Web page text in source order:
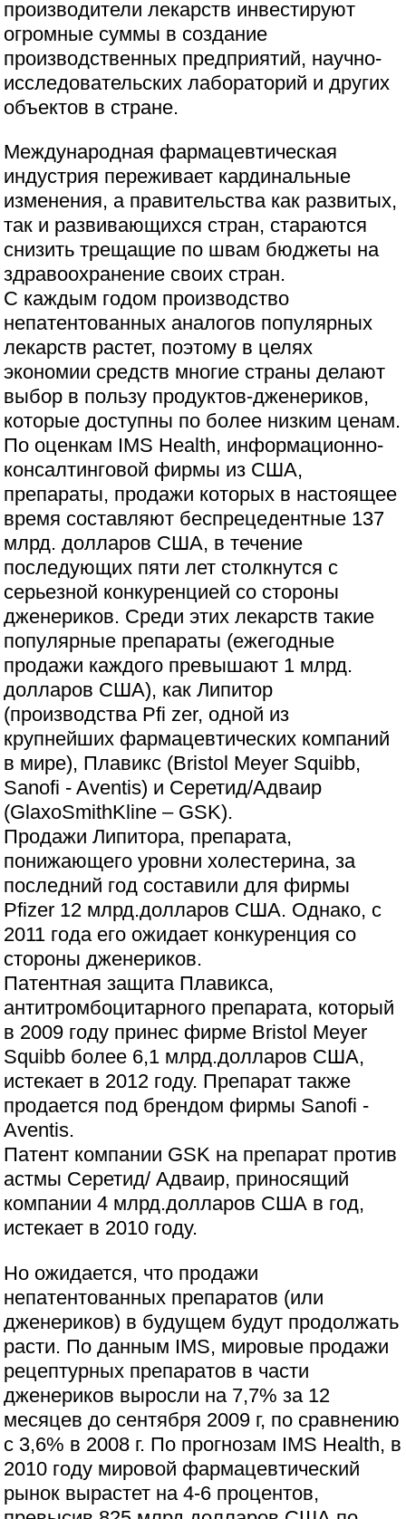
производители лекарств инвестируют
огромные суммы в создание
производственных предприятий, научно-
исследовательских лабораторий и других
объектов в стране.
Международная фармацевтическая
индустрия переживает кардинальные
изменения, а правительства как развитых,
так и развивающихся стран, стараются
снизить трещащие по швам бюджеты на
здравоохранение своих стран.
С каждым годом производство
непатентованных аналогов популярных
лекарств растет, поэтому в целях
экономии средств многие страны делают
выбор в пользу продуктов-дженериков,
которые доступны по более низким ценам.
По оценкам IMS Health, информационно-
консалтинговой фирмы из США,
препараты, продажи которых в настоящее
время составляют беспрецедентные 137
млрд. долларов США, в течение
последующих пяти лет столкнутся с
серьезной конкуренцией со стороны
дженериков. Среди этих лекарств такие
популярные препараты (ежегодные
продажи каждого превышают 1 млрд.
долларов США), как Липитор
(производства Pfi zer, одной из
крупнейших фармацевтических компаний
в мире), Плавикс (Bristol Meyer Squibb,
Sanofi - Aventis) и Серетид/Адваир
(GlaxoSmithKline – GSK).
Продажи Липитора, препарата,
понижающего уровни холестерина, за
последний год составили для фирмы
Pfizer 12 млрд.долларов США. Однако, с
2011 года его ожидает конкуренция со
стороны дженериков.
Патентная защита Плавикса,
антитромбоцитарного препарата, который
в 2009 году принес фирме Bristol Meyer
Squibb более 6,1 млрд.долларов США,
истекает в 2012 году. Препарат также
продается под брендом фирмы Sanofi -
Aventis.
Патент компании GSK на препарат против
астмы Серетид/ Адваир, приносящий
компании 4 млрд.долларов США в год,
истекает в 2010 году.
Но ожидается, что продажи
непатентованных препаратов (или
дженериков) в будущем будут продолжать
расти. По данным IMS, мировые продажи
рецептурных препаратов в части
дженериков выросли на 7,7% за 12
месяцев до сентября 2009 г, по сравнению
с 3,6% в 2008 г. По прогнозам IMS Health, в
2010 году мировой фармацевтический
рынок вырастет на 4-6 процентов,